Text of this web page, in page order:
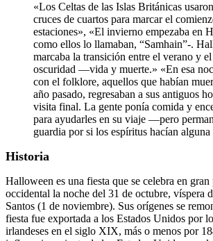
«Los Celtas de las Islas Británicas
cruces de cuartos para marcar el
estaciones», «El invierno empezaba en
como ellos lo llamaban, “Samhain”-.
marcaba la transición entre el verano y
oscuridad —vida y muerte.» «En esa
con el folklore, aquellos que habían
año pasado, regresaban a sus antiguos
visita final. La gente ponía comida y
para ayudarles en su viaje —pero
guardia por si los espíritus hacían alguna
Historia
Halloween es una fiesta que se celebra en
occidental la noche del 31 de octubre, víspera
Santos (1 de noviembre). Sus orígenes se
fiesta fue exportada a los Estados Unidos por
irlandeses en el siglo XIX, más o menos por